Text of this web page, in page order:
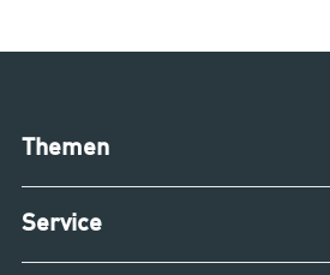
Themen
Service